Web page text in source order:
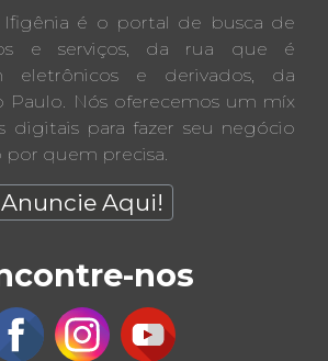
Ifigênia é o portal de busca de
e serviços, da rua que é
eletrônicos e derivados, da
Paulo. Nós oferecemos um míx
digitais para fazer seu negócio
por quem precisa.
Anuncie Aqui!
nos